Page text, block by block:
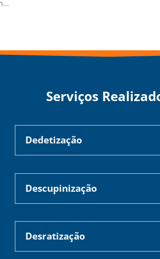
Serviços
Dedetização
Descupinização
Desratização